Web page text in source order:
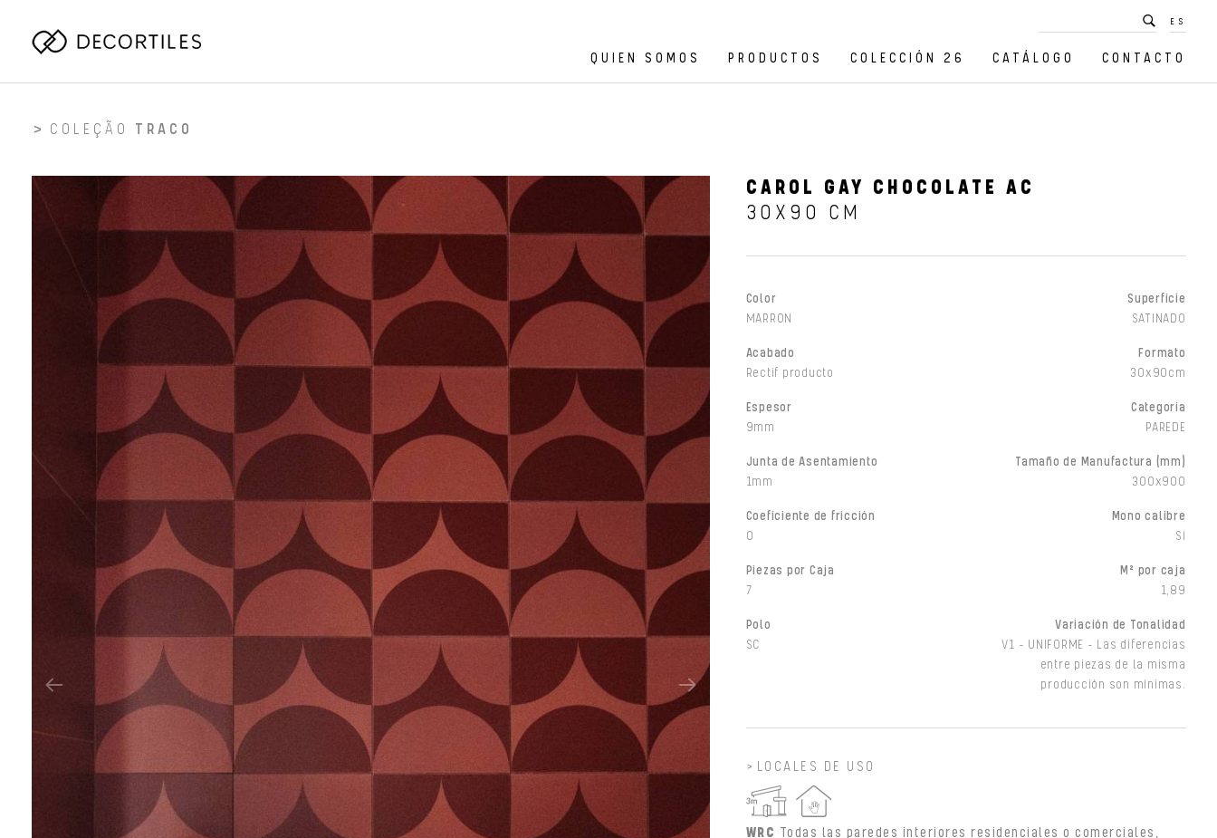
ES
QUIEN SOMOS PRODUCTOS COLECCIÓN 26 CATÁLOGO CONTACTO
COLEÇÃO TRACO
CAROL GAY CHOCOLATE AC
30X90 CM
Color
MARRON
Superficie
SATINADO
Acabado
Rectif producto
Formato
30x90cm
Espesor
9mm
Categoría
PAREDE
Junta de Asentamiento
1mm
Tamaño de Manufactura (mm)
300x900
Coeficiente de fricción
0
Mono calibre
Sí
Piezas por Caja
7
M² por caja
1,89
Polo
SC
Variación de Tonalidad
V1 - UNIFORME - Las diferencias
entre piezas de la misma
producción son mínimas.
LOCALES DE USO
WRC Todas las paredes interiores residenciales o comerciales,